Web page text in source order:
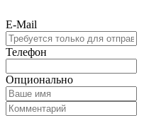
E-Mail
Телефон
Опционально